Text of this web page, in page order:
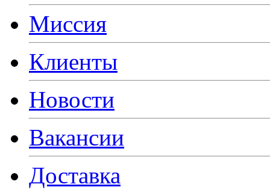
Миссия
Клиенты
Новости
Вакансии
Доставка